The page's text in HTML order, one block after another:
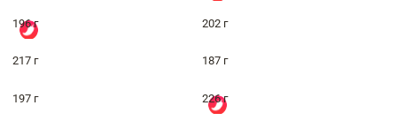
196 г 202 г
217 г 187 г
197 г 226 г